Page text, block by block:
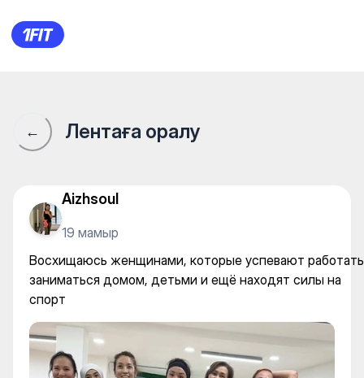
Восхищаюсь женщинами,
← Лентаға оралу
Aizhsoul
19 мамыр
Восхищаюсь женщинами, которые успевают
заниматься домом, детьми и ещё находят силы на
спорт